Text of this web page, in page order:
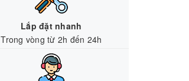
Lắp đặt nhanh
Trong vòng từ 2h đến 24h